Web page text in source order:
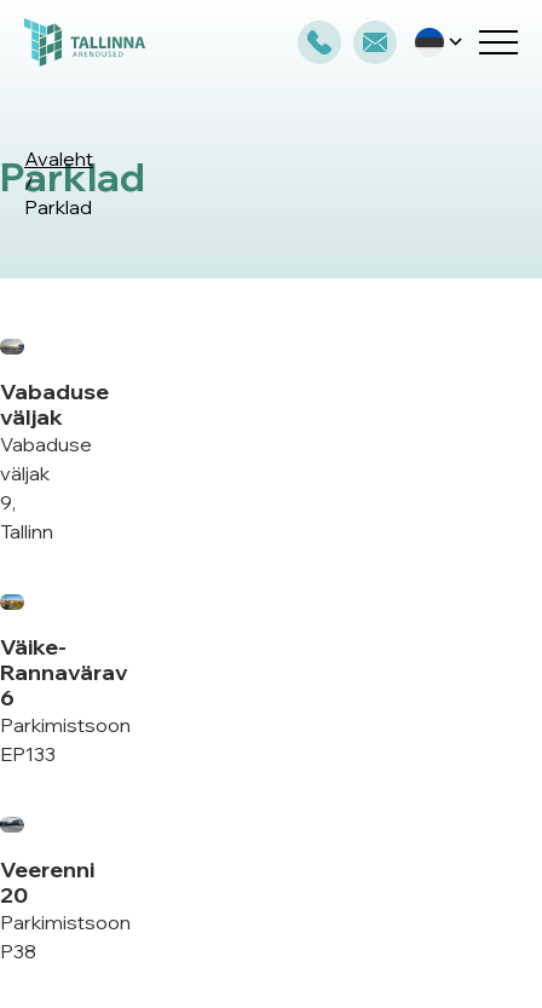
Parklad
Avaleht
/
Parklad
Vabaduse
väljak
Vabaduse
väljak
9,
Tallinn
Väike-
Rannavärav
6
Parkimistsoon
EP133
Veerenni
20
Parkimistsoon
P38